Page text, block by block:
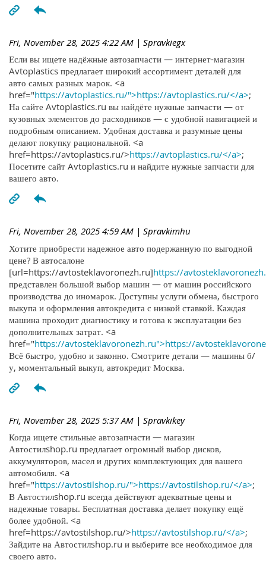
Fri, November 28, 2025 4:22 AM | Spravkiegx
Если вы ищете надёжные автозапчасти — интернет-магазин
Avtoplastics предлагает широкий ассортимент деталей для
авто самых разных марок. <a
href="https://avtoplastics.ru/">https://avtoplastics.ru/</a>;
На сайте Avtoplastics.ru вы найдёте нужные запчасти — от
кузовных элементов до расходников — с удобной навигацией и
подробным описанием. Удобная доставка и разумные цены
делают покупку рациональной. <a
href=https://avtoplastics.ru/>https://avtoplastics.ru/</a>;
Посетите сайт Avtoplastics.ru и найдите нужные запчасти для
вашего авто.
Fri, November 28, 2025 4:59 AM | Spravkimhu
Хотите приобрести надежное авто подержанную по выгодной
цене? В автосалоне
[url=https://avtosteklavoronezh.ru]https://
представлен большой выбор машин — от машин российского
производства до иномарок. Доступны услуги обмена, быстрого
выкупа и оформления автокредита с низкой ставкой. Каждая
машина проходит диагностику и готова к эксплуатации без
дополнительных затрат. <a
href="https://avtosteklavoronezh.ru">https://
Всё быстро, удобно и законно. Смотрите детали — машины б/
у, моментальный выкуп, автокредит Москва.
Fri, November 28, 2025 5:37 AM | Spravkikey
Когда ищете стильные автозапчасти — магазин
Автостилshop.ru предлагает огромный выбор дисков,
аккумуляторов, масел и других комплектующих для вашего
автомобиля. <a
href="https://avtostilshop.ru/">https://avtostilshop.ru/</a>;
В Автостилshop.ru всегда действуют адекватные цены и
надежные товары. Бесплатная доставка делает покупку ещё
более удобной. <a
href=https://avtostilshop.ru/>https://avtostilshop.ru/</a>;
Зайдите на Автостилshop.ru и выберите все необходимое для
своего авто.